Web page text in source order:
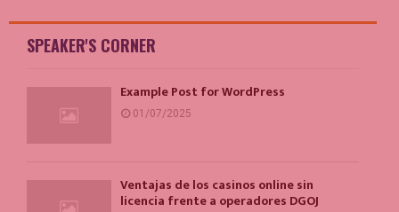
SPEAKER'S CORNER
Example Post for WordPress
01/07/2025
Ventajas de los casinos online sin
licencia frente a operadores DGOJ